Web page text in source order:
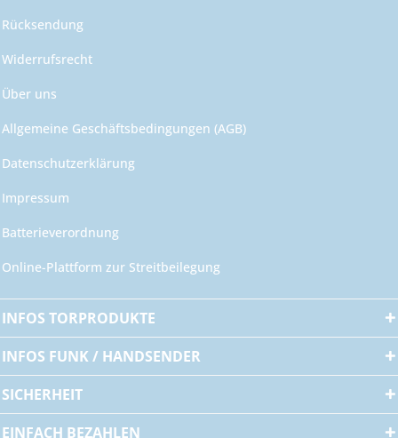
Rücksendung
Widerrufsrecht
Über uns
Allgemeine Geschäftsbedingungen (AGB)
Datenschutzerklärung
Impressum
Batterieverordnung
Online-Plattform zur Streitbeilegung
INFOS TORPRODUKTE
INFOS FUNK / HANDSENDER
SICHERHEIT
EINFACH BEZAHLEN